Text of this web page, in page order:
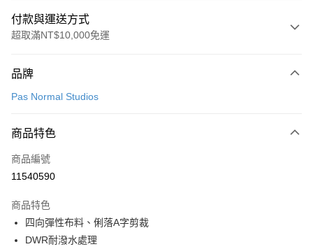
付款與運送方式
超取滿NT$10,000免運
信用卡一次付款
LINE Pay
Apple Pay
運送方式
全家店到店
品牌
Pas Normal Studios
商品特色
商品編號
11540590
商品特色
四向彈性布料、俐落A字剪裁
DWR耐潑水處理